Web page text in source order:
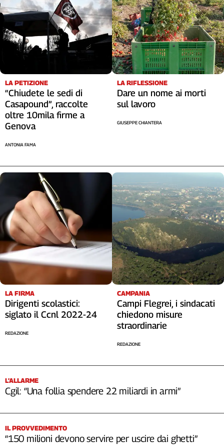
LA PETIZIONE
“Chiudete le sedi di
Casapound”, raccolte
oltre 10mila firme a
Genova
ANTONIA FAMA
LA RIFLESSIONE
Dare un nome ai morti
sul lavoro
GIUSEPPE CHIANTERA
LA FIRMA
Dirigenti scolastici:
siglato il Ccnl 2022-24
REDAZIONE
CAMPANIA
Campi Flegrei, i sindacati
chiedono misure
straordinarie
REDAZIONE
L’ALLARME
Cgil: “Una follia spendere 22 miliardi in armi”
IL PROVVEDIMENTO
“150 milioni devono servire per uscire dai ghetti”